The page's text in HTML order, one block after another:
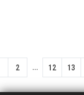
2 ... 12 13